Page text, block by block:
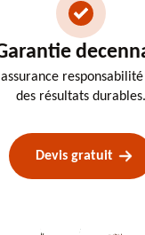
assurance
des résultats durables.
Devis gratuit